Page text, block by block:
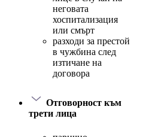
неговата
хоспитализация
или смърт
разходи за престой
в чужбина след
изтичане на
договора
Отговорност към
трети лица